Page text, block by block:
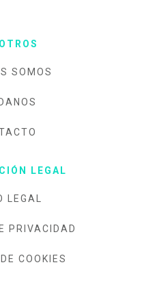
SOMOS
LEGAL
LEGAL
PRIVACIDAD
COOKIES